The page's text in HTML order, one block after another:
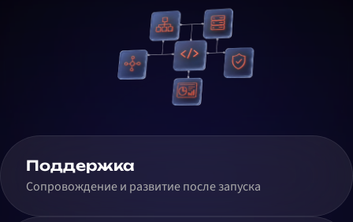
Поддержка
Сопровождение и развитие после запуска